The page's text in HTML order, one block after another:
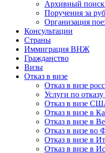
Архивный поиск
Поручения за
Организация
Консультации
Страны
Иммиграция ВНЖ
Гражданство
Визы
Отказ в визе
Отказ в визе
Услуги по отказу
Отказ в визе
Отказ в визе в
Отказ в визе в
Отказ в визе во
Отказ в визе в
Отказ в визе в